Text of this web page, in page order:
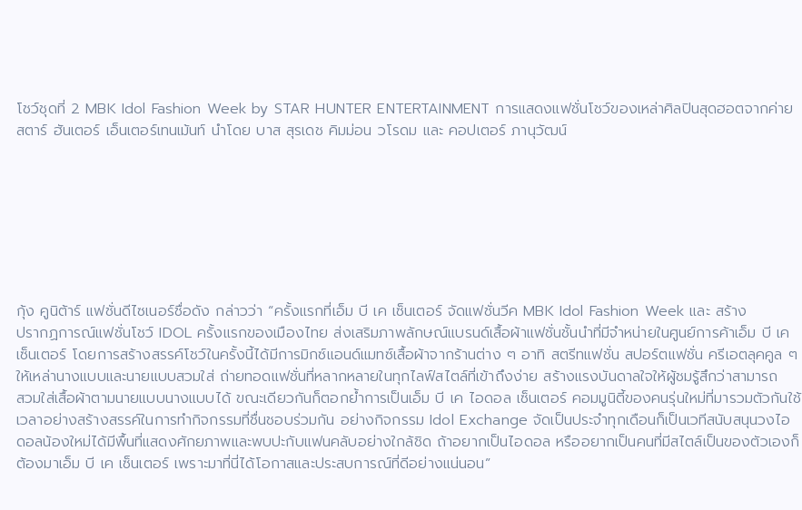
โชว์ชุดที่ 2 MBK Idol Fashion Week by STAR HUNTER ENTERTAINMENT การแสดงแฟชั่นโชว์ของเหล่าศิลปินสุดฮอตจากค่าย
สตาร์ ฮันเตอร์ เอ็นเตอร์เทนเม้นท์ นำโดย บาส สุรเดช คิมม่อน วโรดม และ คอปเตอร์ ภานุวัฒน์
กุ้ง คูนิต้าร์ แฟชั่นดีไซเนอร์ชื่อดัง กล่าวว่า “ครั้งแรกที่เอ็ม บี เค เซ็นเตอร์ จัดแฟชั่นวีค MBK Idol Fashion Week และ สร้าง
ปรากฏการณ์แฟชั่นโชว์ IDOL ครั้งแรกของเมืองไทย ส่งเสริมภาพลักษณ์แบรนด์เสื้อผ้าแฟชั่นชั้นนำที่มีจำหน่ายในศูนย์การค้าเอ็ม บี เค
เซ็นเตอร์ โดยการสร้างสรรค์โชว์ในครั้งนี้ได้มีการมิกซ์แอนด์แมทซ์เสื้อผ้าจากร้านต่าง ๆ อาทิ สตรีทแฟชั่น สปอร์ตแฟชั่น ครีเอตลุคคูล ๆ
ให้เหล่านางแบบและนายแบบสวมใส่ ถ่ายทอดแฟชั่นที่หลากหลายในทุกไลฟ์สไตล์ที่เข้าถึงง่าย สร้างแรงบันดาลใจให้ผู้ชมรู้สึกว่าสามารถ
สวมใส่เสื้อผ้าตามนายแบบนางแบบได้ ขณะเดียวกันก็ตอกย้ำการเป็นเอ็ม บี เค ไอดอล เซ็นเตอร์ คอมมูนิตี้ของคนรุ่นใหม่ที่มารวมตัวกันใช้
เวลาอย่างสร้างสรรค์ในการทำกิจกรรมที่ชื่นชอบร่วมกัน อย่างกิจกรรม Idol Exchange จัดเป็นประจำทุกเดือนก็เป็นเวทีสนับสนุนวงไอ
ดอลน้องใหม่ได้มีพื้นที่แสดงศักยภาพและพบปะกับแฟนคลับอย่างใกล้ชิด ถ้าอยากเป็นไอดอล หรืออยากเป็นคนที่มีสไตล์เป็นของตัวเองก็
ต้องมาเอ็ม บี เค เซ็นเตอร์ เพราะมาที่นี่ได้โอกาสและประสบการณ์ที่ดีอย่างแน่นอน”